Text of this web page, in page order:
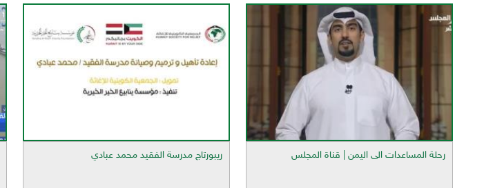
رحلة المساعدات الى اليمن | قناة المجلس ريبورتاج مدرسة الفقيد محمد عبادي